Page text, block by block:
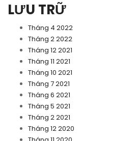
LƯU TRỮ
Tháng 4 2022
Tháng 2 2022
Tháng 12 2021
Tháng 11 2021
Tháng 10 2021
Tháng 7 2021
Tháng 6 2021
Tháng 5 2021
Tháng 2 2021
Tháng 12 2020